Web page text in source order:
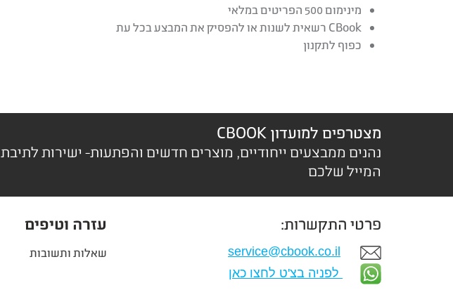
מינימום 500 הפריטים במלאי
CBook רשאית לשנות או להפסיק את המבצע בכל עת
כפוף לתקנון
מצטרפים למועדון CBOOK
נהנים ממבצעים ייחודיים, מוצרים חדשים והפתעות- ישירות לתיבת
המייל שלכם
פרטי התקשרות:
service@cbook.co.il
לפניה בצ'ט לחצו כאן
עזרה וטיפים
שאלות ותשובות